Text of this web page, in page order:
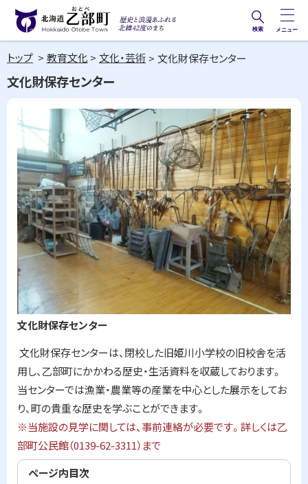
へ
メ
ニ
ュ
北海道乙部町
Hokkaido Otobe Town
歴史と
浪漫あ
北緯42
度のま
ち
検索 メニュー
トップ 教育文化 文化・芸術 文化財保存センター
文化財保存センター
文化財保存センター
文化財保存センターは、閉校した旧姫川小学校の旧校舎を活
用し、乙部町にかかわる歴史・生活資料を収蔵しております。
当センターでは漁業・農業等の産業を中心とした展示をしてお
り、町の貴重な歴史を学ぶことができます。
※当施設の見学に関しては、事前連絡が必要です。詳しくは乙
部町公民館（0139-62-3311）まで
ページ内目次